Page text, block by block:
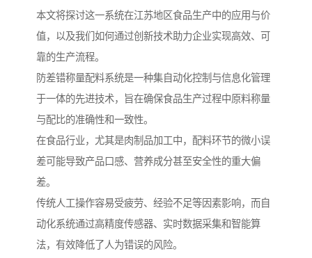
本文将探讨这一系统在江苏地区食品生产中的应用与价
值，以及我们如何通过创新技术助力企业实现高效、可
靠的生产流程。
防差错称量配料系统是一种集自动化控制与信息化管理
于一体的先进技术，旨在确保食品生产过程中原料称量
与配比的准确性和一致性。
在食品行业，尤其是肉制品加工中，配料环节的微小误
差可能导致产品口感、营养成分甚至安全性的重大偏
差。
传统人工操作容易受疲劳、经验不足等因素影响，而自
动化系统通过高精度传感器、实时数据采集和智能算
法，有效降低了人为错误的风险。